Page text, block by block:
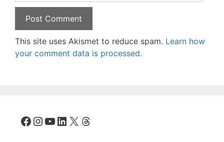
This site uses Akismet to reduce spam. Learn how
your comment data is processed.
Facebook
Instagram
YouTube
LinkedIn
X Threads